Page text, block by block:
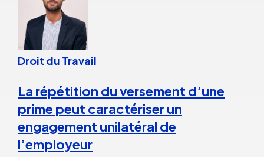
Droit du Travail
La répétition du versement d’une
prime peut caractériser un
engagement unilatéral de
l’employeur